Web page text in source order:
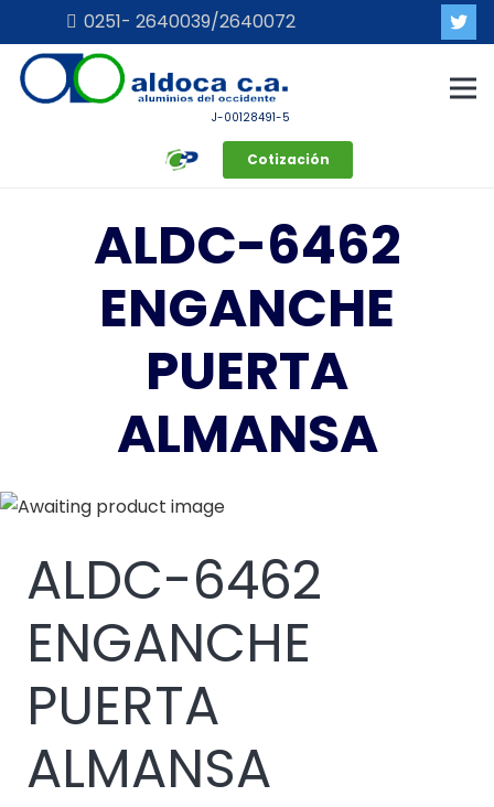
0251- 2640039/2640072
J-00128491-5
Cotización
ALDC-6462
ENGANCHE
PUERTA
ALMANSA
ALDC-6462
ENGANCHE
PUERTA
ALMANSA